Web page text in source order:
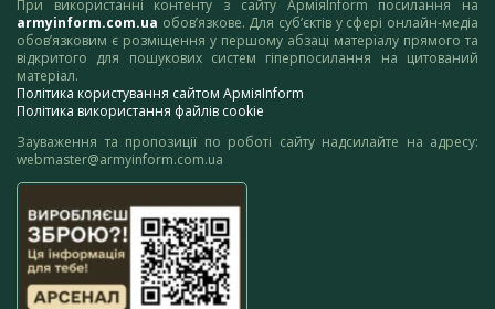
При використанні контенту з сайту АрміяInform посилання на
armyinform.com.ua обов’язкове. Для суб’єктів у сфері онлайн-медіа
обов’язковим є розміщення у першому абзаці матеріалу прямого та
відкритого для пошукових систем гіперпосилання на цитований
матеріал.
Політика користування сайтом АрміяInform
Політика використання файлів cookie
Зауваження та пропозиції по роботі сайту надсилайте на адресу:
webmaster@armyinform.com.ua